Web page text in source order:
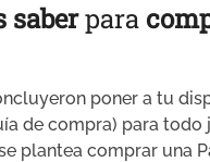
saberpara
poner a tu
de compra) para todo
plantea comprar una